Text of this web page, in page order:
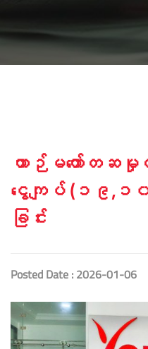
ယာဉ်မတော်တဆမှုတ
ငွေကျပ် (၁၉,၁
ခြင်း
Posted Date : 2026-01-06